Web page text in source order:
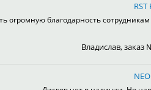
огромную благодарность
Владислав, заказ